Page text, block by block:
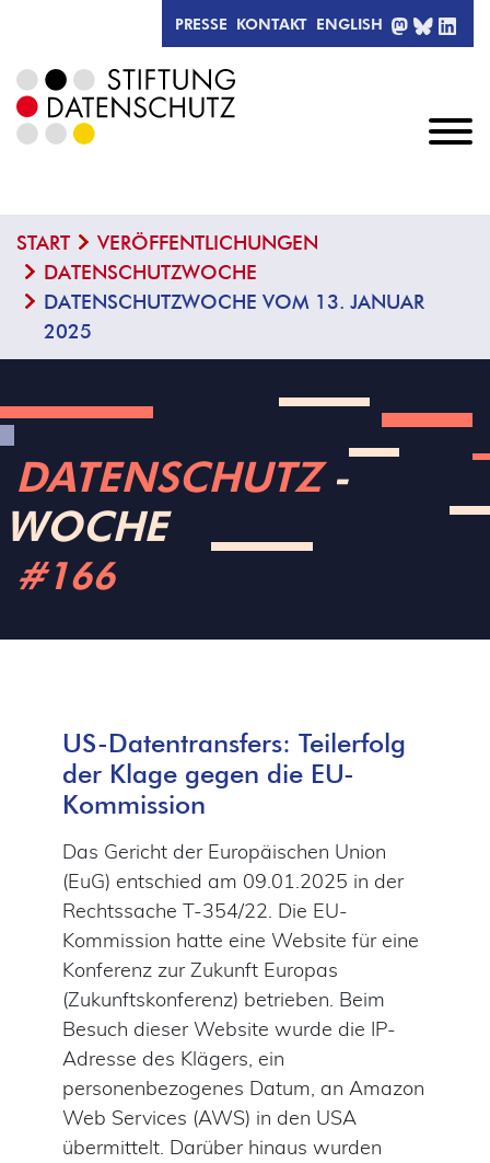
PRESSE KONTAKT ENGLISH
START
VERÖFFENTLICHUNGEN
DATENSCHUTZWOCHE
DATENSCHUTZWOCHE VOM 13. JANUAR
2025
DATENSCHUTZ ­
WOCHE
#166
US-Datentransfers: Teilerfolg
der Klage gegen die EU-
Kommission
Das Gericht der Europäischen Union
(EuG) entschied am 09.01.2025 in der
Rechtssache T‑354/22. Die EU-
Kommission hatte eine Website für eine
Konferenz zur Zukunft Europas
(Zukunftskonferenz) betrieben. Beim
Besuch dieser Website wurde die IP-
Adresse des Klägers, ein
personenbezogenes Datum, an Amazon
Web Services (AWS) in den USA
übermittelt. Darüber hinaus wurden